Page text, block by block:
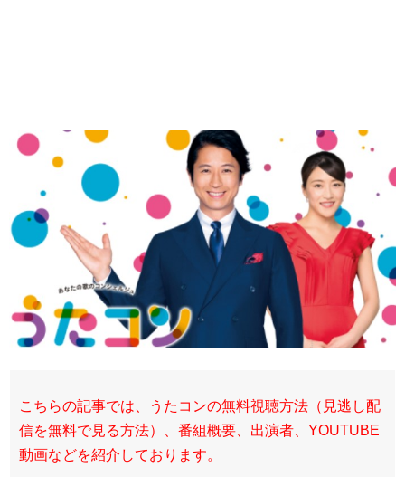
こちらの記事では、うたコンの無料視聴方法（見逃し配
信を無料で見る方法）、番組概要、出演者、YOUTUBE
動画などを紹介しております。